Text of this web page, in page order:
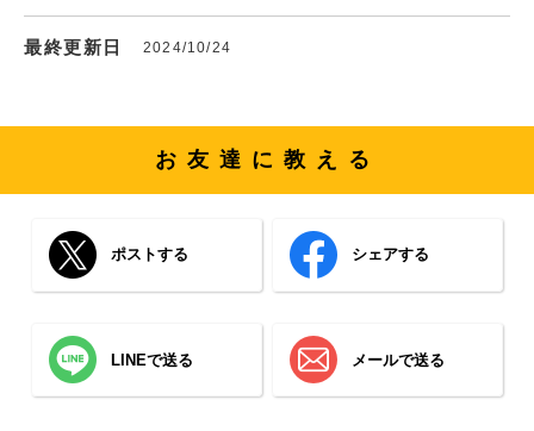
最終更新日 2024/10/24
お友達に教える
ポストする シェアする
LINEで送る メールで送る